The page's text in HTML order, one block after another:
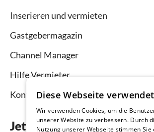
Inserieren und vermieten
Gastgebermagazin
Channel Manager
Hilfe Vermieter
Kontakt
Jetzt die App downloaden
Diese Webseite
Wir verwenden Cookies, um die
unserer Website zu verbessern. Durch
Nutzung unserer Webseite stimmen Sie